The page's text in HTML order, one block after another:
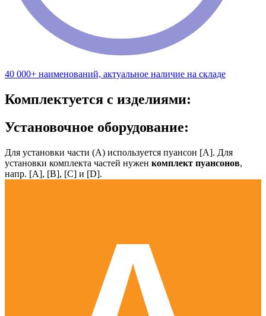
40 000+ наименований, актуальное наличие на складе
Комплектуется с изделиями:
Установочное оборудование:
Для установки части (А) используется пуансон [А]. Для
установки комплекта частей нужен комплект пуансонов,
напр. [А], [B], [С] и [D].